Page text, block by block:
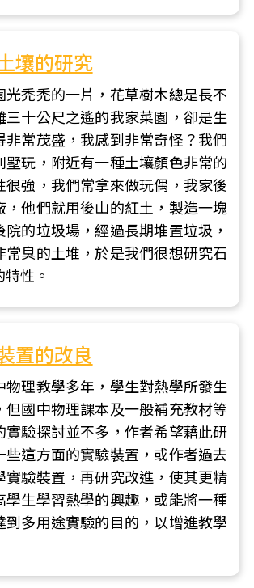
壤的研究
光禿禿的一片，花草樹木總是長不
三十公尺之遙的我家菜園，卻是生
非常茂盛，我感到非常奇怪？我們
墅玩，附近有一種土壤顏色非常的
很強，我們常拿來做玩偶，我家後
，他們就用後山的紅土，製造一塊
院的垃圾場，經過長期堆置垃圾，
常臭的土堆，於是我們很想研究石
性。
置的改良
物理教學多年，學生對熱學所發生
但國中物理課本及一般補充教材等
實驗探討並不多，作者希望藉此研
些這方面的實驗裝置，或作者過去
實驗裝置，再研究改進，使其更精
學生學習熱學的興趣，或能將一種
到多用途實驗的目的，以增進教學